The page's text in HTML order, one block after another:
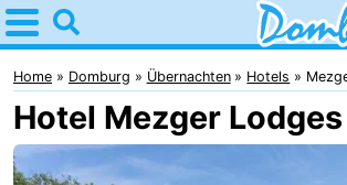
Home
Domburg
Tipps
Für
Home Domburg Übernachten Hotels
Hotel Mezger Lodges